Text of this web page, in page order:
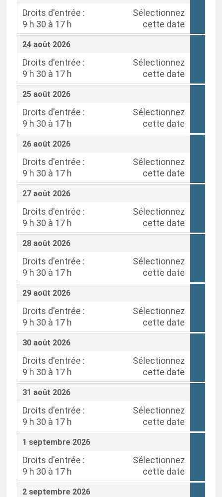
Droits d'entrée :
9 h 30 à 17 h
,
Sélectionnez
cette date
24 août 2026
,
Droits d'entrée :
9 h 30 à 17 h
,
Sélectionnez
cette date
25 août 2026
,
Droits d'entrée :
9 h 30 à 17 h
,
Sélectionnez
cette date
26 août 2026
,
Droits d'entrée :
9 h 30 à 17 h
,
Sélectionnez
cette date
27 août 2026
,
Droits d'entrée :
9 h 30 à 17 h
,
Sélectionnez
cette date
28 août 2026
,
Droits d'entrée :
9 h 30 à 17 h
,
Sélectionnez
cette date
29 août 2026
,
Droits d'entrée :
9 h 30 à 17 h
,
Sélectionnez
cette date
30 août 2026
,
Droits d'entrée :
9 h 30 à 17 h
,
Sélectionnez
cette date
31 août 2026
,
Droits d'entrée :
9 h 30 à 17 h
,
Sélectionnez
cette date
1 septembre 2026
,
Droits d'entrée :
9 h 30 à 17 h
,
Sélectionnez
cette date
2 septembre 2026
,